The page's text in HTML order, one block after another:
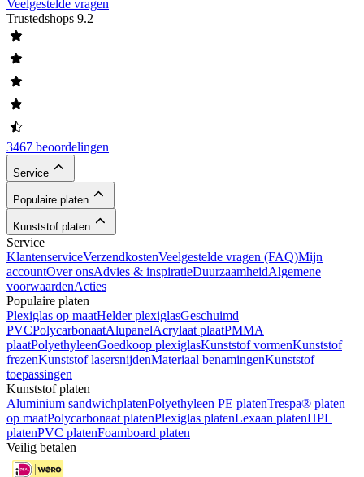
Veelgestelde vragen
Trustedshops 9.2
3467 beoordelingen
Service
Populaire platen
Kunststof platen
Service
KlantenserviceVerzendkostenVeelgestelde vragen (FAQ)Mijn
accountOver onsAdvies & inspiratieDuurzaamheidAlgemene
voorwaardenActies
Populaire platen
Plexiglas op maatHelder plexiglasGeschuimd
PVCPolycarbonaatAlupanelAcrylaat plaatPMMA
plaatPolyethyleenGoedkoop plexiglasKunststof vormenKunststof
frezenKunststof lasersnijdenMateriaal benamingenKunststof
toepassingen
Kunststof platen
Aluminium sandwichplatenPolyethyleen PE platenTrespa® platen
op maatPolycarbonaat platenPlexiglas platenLexaan platenHPL
platenPVC platenFoamboard platen
Veilig betalen